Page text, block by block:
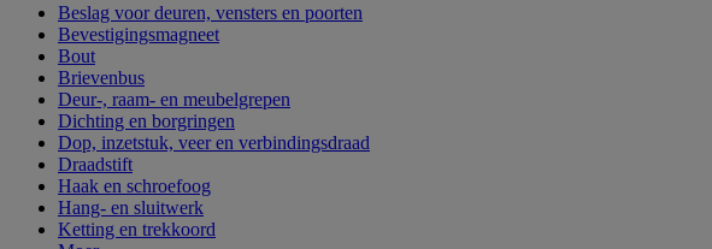
Beslag voor deuren, vensters en poorten
Bevestigingsmagneet
Bout
Brievenbus
Deur-, raam- en meubelgrepen
Dichting en borgringen
Dop, inzetstuk, veer en verbindingsdraad
Draadstift
Haak en schroefoog
Hang- en sluitwerk
Ketting en trekkoord